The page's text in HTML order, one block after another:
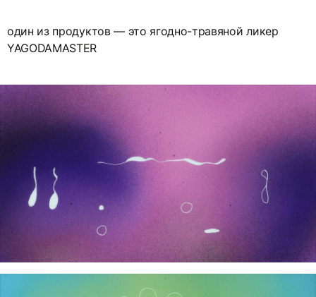
один из продуктов — это ягодно-травяной ликер
YAGODAMASTER